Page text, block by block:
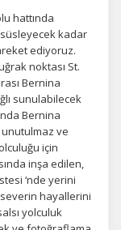
.
kullanımve
için
çalışmaz ve
hattında
kadar
ediyoruz.
noktası St.
Bernina
sunulabilecek
Bernina
ve
için
inşa edilen,
‘nde yerini
hayallerini
yolculuk